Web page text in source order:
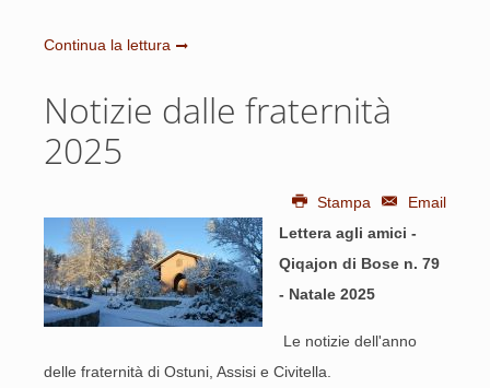
Continua la lettura
Notizie dalle fraternità
2025
Stampa
Email
Lettera agli amici -
Qiqajon di Bose n. 79
- Natale 2025
Le notizie dell'anno
delle fraternità di Ostuni, Assisi e Civitella.